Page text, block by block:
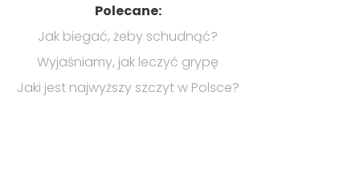
Polecane:
Jak biegać, żeby schudnąć?
Wyjaśniamy, jak leczyć grypę
Jaki jest najwyższy szczyt w Polsce?